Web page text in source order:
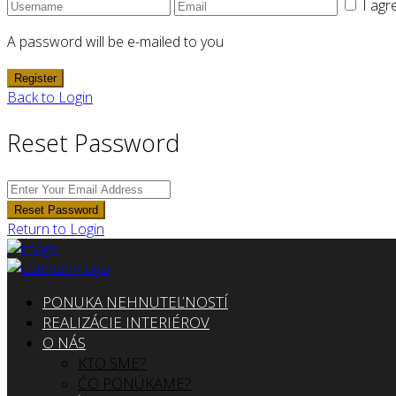
I
A password will be e-mailed to you
Register
Back to Login
Reset Password
Reset Password
Return to Login
PONUKA NEHNUTEĽNOSTÍ
REALIZÁCIE INTERIÉROV
O NÁS
KTO SME?
ČO PONÚKAME?